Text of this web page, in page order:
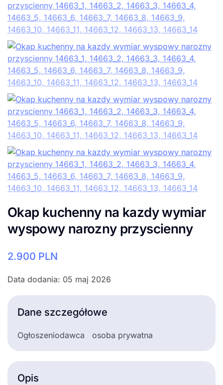
Okap kuchenny na kazdy wymiar
wyspowy narozny przyscienny
2.900 PLN
Data dodania: 05 maj 2026
Dane szczegółowe
Ogłoszeniodawca osoba prywatna
Opis